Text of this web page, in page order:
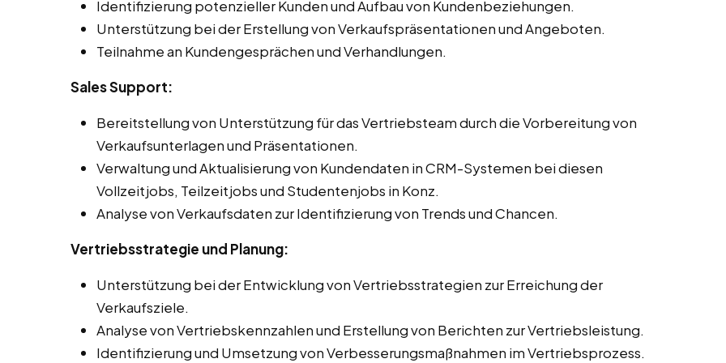
Identifizierung potenzieller Kunden und Aufbau von Kundenbeziehungen.
Unterstützung bei der Erstellung von Verkaufspräsentationen und Angeboten.
Teilnahme an Kundengesprächen und Verhandlungen.
Sales Support:
Bereitstellung von Unterstützung für das Vertriebsteam durch die Vorbereitung von
Verkaufsunterlagen und Präsentationen.
Verwaltung und Aktualisierung von Kundendaten in CRM-Systemen bei diesen
Vollzeitjobs, Teilzeitjobs und Studentenjobs in Konz.
Analyse von Verkaufsdaten zur Identifizierung von Trends und Chancen.
Vertriebsstrategie und Planung:
Unterstützung bei der Entwicklung von Vertriebsstrategien zur Erreichung der
Verkaufsziele.
Analyse von Vertriebskennzahlen und Erstellung von Berichten zur Vertriebsleistung.
Identifizierung und Umsetzung von Verbesserungsmaßnahmen im Vertriebsprozess.